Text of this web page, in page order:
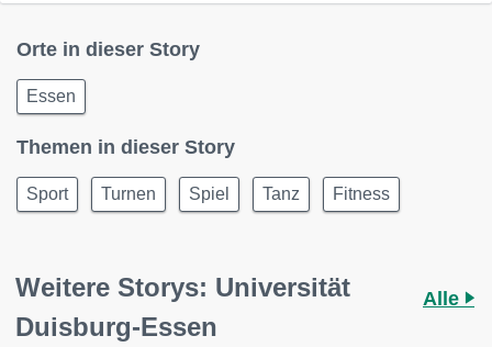
Orte in dieser Story
Essen
Themen in dieser Story
Sport Turnen Spiel Tanz Fitness
Weitere Storys: Universität
Duisburg-Essen
Alle